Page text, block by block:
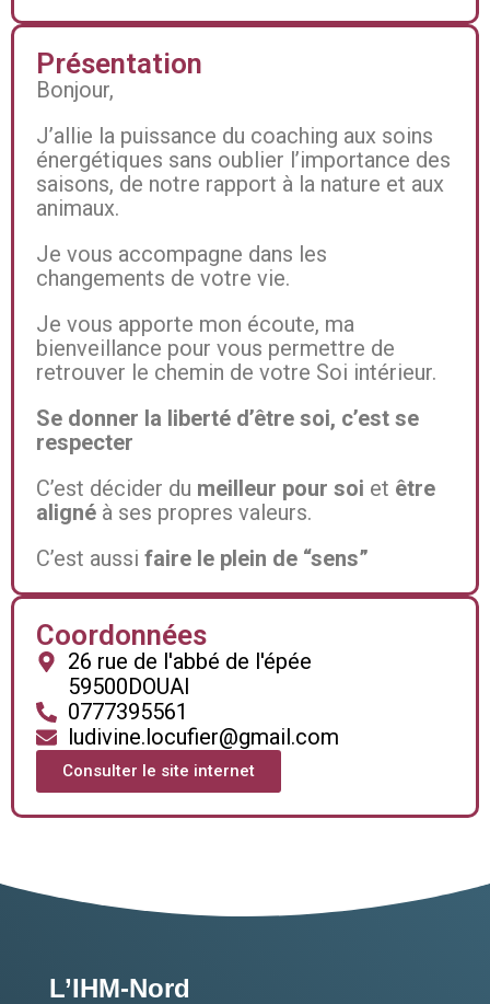
Présentation
Bonjour,
J’allie la puissance du coaching aux soins
énergétiques sans oublier l’importance des
saisons, de notre rapport à la nature et aux
animaux.
Je vous accompagne dans les
changements de votre vie.
Je vous apporte mon écoute, ma
bienveillance pour vous permettre de
retrouver le chemin de votre Soi intérieur.
Se donner la liberté d’être soi, c’est se
respecter
C’est décider du meilleur pour soi et être
aligné à ses propres valeurs.
C’est aussi faire le plein de “sens”
Coordonnées
26 rue de l'abbé de l'épée
59500DOUAI
0777395561
ludivine.locufier@gmail.com
Consulter le site internet
L’IHM-Nord